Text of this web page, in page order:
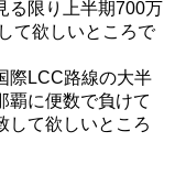
る限り上半期700万
て欲しいところで
際LCC路線の大半
覇に便数で負けて
して欲しいところ